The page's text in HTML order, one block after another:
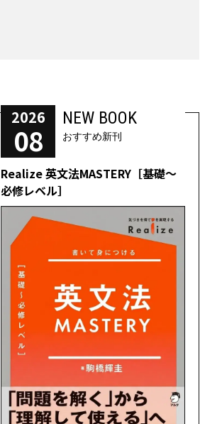
2026
08
NEW BOOK
おすすめ新刊
Realize 英文法MASTERY［基礎～
必修レベル］